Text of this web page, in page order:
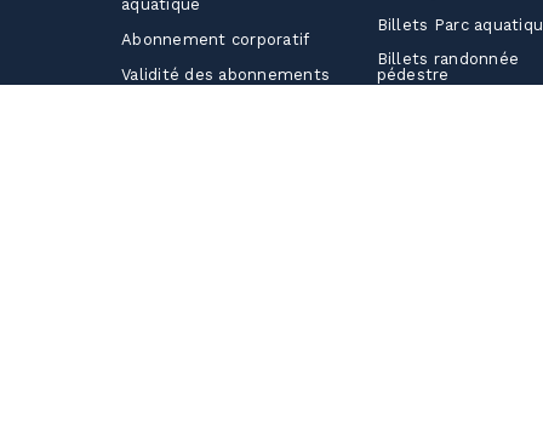
aquatique
Abonnement corporatif
Validité des abonnements
Billets Parc
Billets randonnée
pédestre